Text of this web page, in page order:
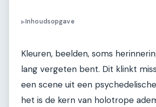
▶Inhoudsopgave
Kleuren, beelden, soms
lang vergeten bent. Dit klinkt
een scene uit een
het is de kern van holotrope